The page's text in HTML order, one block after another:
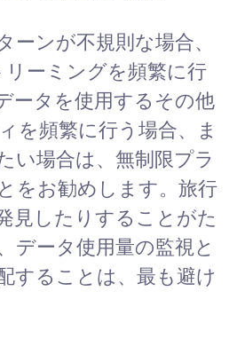
ーンが不規則な場合、
リーミングを頻繁に行
ータを使用するその他
を頻繁に行う場合、ま
い場合は、無制限プラ
をお勧めします。旅行
見したりすることがた
データ使用量の監視と
することは、最も避け